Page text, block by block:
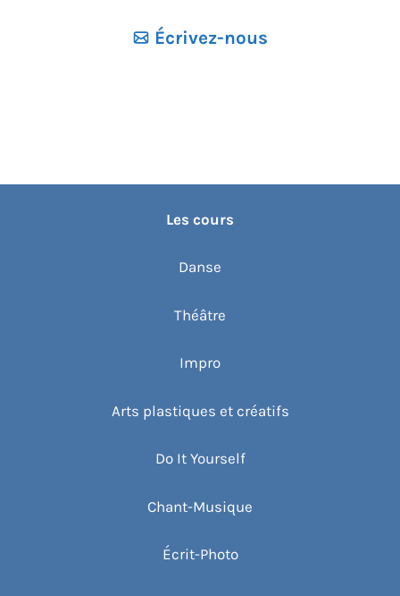
Écrivez-nous
Les cours
Danse
Théâtre
Impro
Arts plastiques et créatifs
Do It Yourself
Chant-Musique
Écrit-Photo